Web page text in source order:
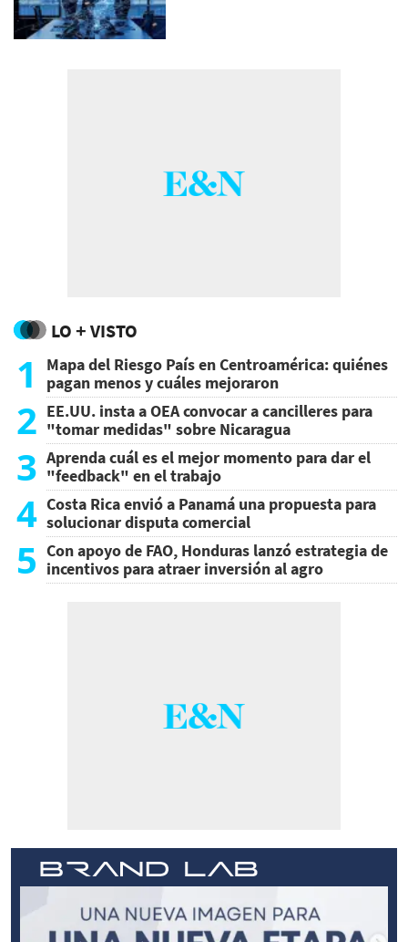
LO + VISTO
1
Mapa del Riesgo País en Centroamérica: quiénes
pagan menos y cuáles mejoraron
2 EE.UU. insta a OEA convocar a cancilleres para
"tomar medidas" sobre Nicaragua
3 Aprenda cuál es el mejor momento para dar el
"feedback" en el trabajo
4 Costa Rica envió a Panamá una propuesta para
solucionar disputa comercial
5 Con apoyo de FAO, Honduras lanzó estrategia de
incentivos para atraer inversión al agro